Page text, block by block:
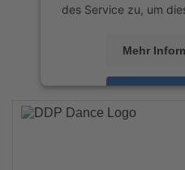
des Service zu, um
Mehr
powered by